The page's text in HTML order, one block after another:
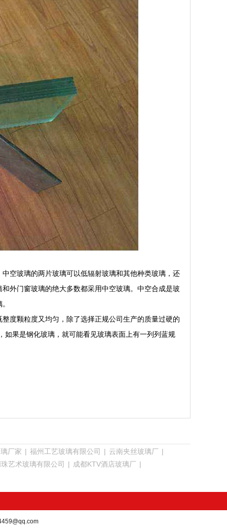
空玻璃的两片玻璃可以低辐射玻璃和其他种类玻璃，还
外门窗玻璃的绝大多数都采用中空玻璃。中空合成是玻
度颗粒度又均匀，除了选择正规公司生产的质量过硬的
如果是钢化玻璃，就可能看见玻璃表面上有一列列蓝规
厂家 | 福州工艺玻璃有限公司 | 云南夹丝玻璃厂 |
艺术玻璃有限公司
| 成都KTV酒店玻璃厂 |